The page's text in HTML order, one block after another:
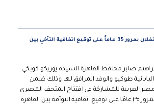
القاهرة وطوكيو تحتفلان بمرور 35 عاماً على توقيع اتفاقية التآخي بين
صابر محافظ القاهرة السيدة يوريكو كويكي
طوكيو والوفد المرافق لها وذلك ضمن
مصر العربية للمشاركة في افتتاح المتحف المصري
الكبير لكى تحتفل بمرور ٣٥ عامًا على توقيع اتفاقية التوأمة بين القاهرة